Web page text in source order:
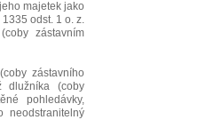
majetek jako
odst. 1 o. z.
zástavním
zástavního
dlužníka (coby
pohledávky,
neodstranitelný